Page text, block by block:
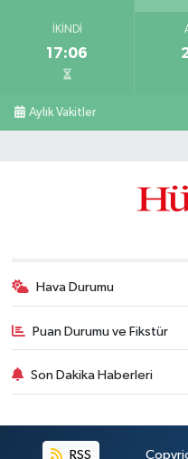
İKINDI
17:06
Aylık Vakitler
Hava Durumu
Puan Durumu ve Fikstür
Son Dakika Haberleri
RSS